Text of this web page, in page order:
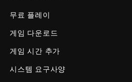
무료 플레이
게임 다운로드
게임 시간 추가
시스템 요구사양